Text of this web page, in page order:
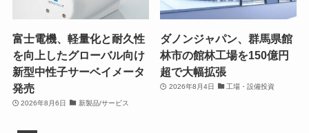
富士電機、軽量化と耐久性
を向上したグローバル向け
新型中性子サーベイメータ
発売
2026年8月6日 新製品/サービス
ダノンジャパン、群馬県館
林市の館林工場を150億円
超で大幅拡張
2026年8月4日 工場・設備投資